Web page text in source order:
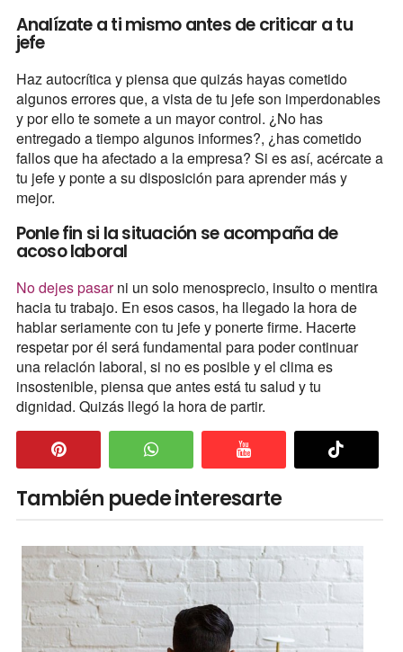
Analízate a ti mismo antes de criticar a tu
jefe
Haz autocrítica y piensa que quizás hayas cometido
algunos errores que, a vista de tu jefe son imperdonables
y por ello te somete a un mayor control. ¿No has
entregado a tiempo algunos informes?, ¿has cometido
fallos que ha afectado a la empresa? Si es así, acércate a
tu jefe y ponte a su disposición para aprender más y
mejor.
Ponle fin si la situación se acompaña de
acoso laboral
No dejes pasarni un solo menosprecio, insulto o mentira
hacia tu trabajo. En esos casos, ha llegado la hora de
hablar seriamente con tu jefe y ponerte firme. Hacerte
respetar por él será fundamental para poder continuar
una relación laboral, si no es posible y el clima es
insostenible, piensa que antes está tu salud y tu
dignidad. Quizás llegó la hora de partir.
También puede interesarte